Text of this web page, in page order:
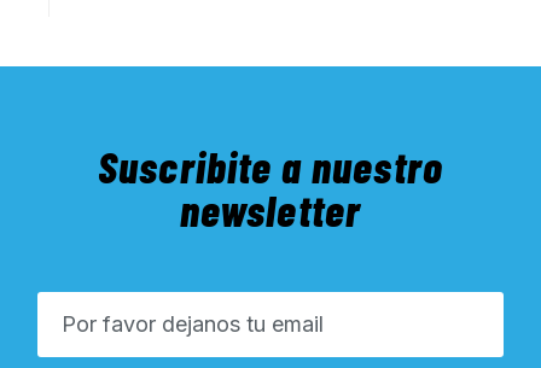
Suscribite a nuestro
newsletter